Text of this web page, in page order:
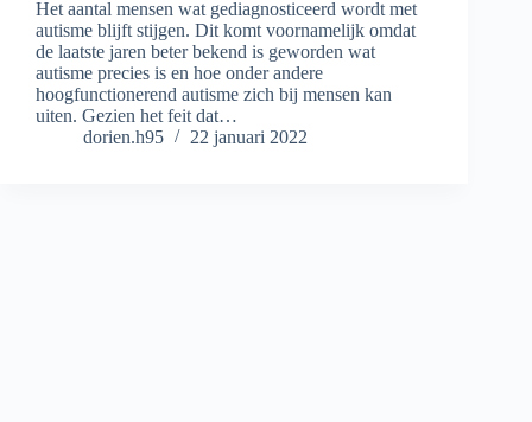
Het aantal mensen wat gediagnosticeerd wordt met
autisme blijft stijgen. Dit komt voornamelijk omdat
de laatste jaren beter bekend is geworden wat
autisme precies is en hoe onder andere
hoogfunctionerend autisme zich bij mensen kan
uiten. Gezien het feit dat…
dorien.h95
22 januari 2022